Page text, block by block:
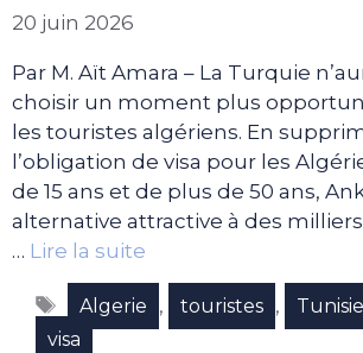
20 juin 2026
Par M. Aït Amara – La Turquie
choisir un moment plus
les touristes algériens. En
l’obligation de visa pour les
de 15 ans et de plus de 50 ans,
alternative attractive à des
… Lire la suite
Étiquettes
Algerie , touristes , Tunisie
visa